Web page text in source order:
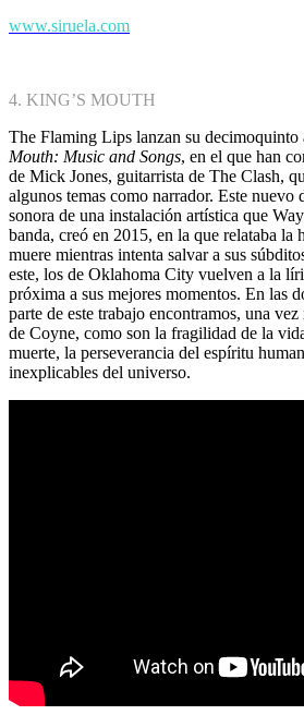
www.siruela.com
4. KING’S MOUTH
The Flaming Lips lanzan su decimoquinto
Mouth: Music and Songs, en el que han
de Mick Jones, guitarrista de The Clash,
algunos temas como narrador. Este nuevo
sonora de una instalación artística que
banda, creó en 2015, en la que relataba la
muere mientras intenta salvar a sus
este, los de Oklahoma City vuelven a la
próxima a sus mejores momentos. En las
parte de este trabajo encontramos, una
de Coyne, como son la fragilidad de la
muerte, la perseverancia del espíritu
inexplicables del universo.